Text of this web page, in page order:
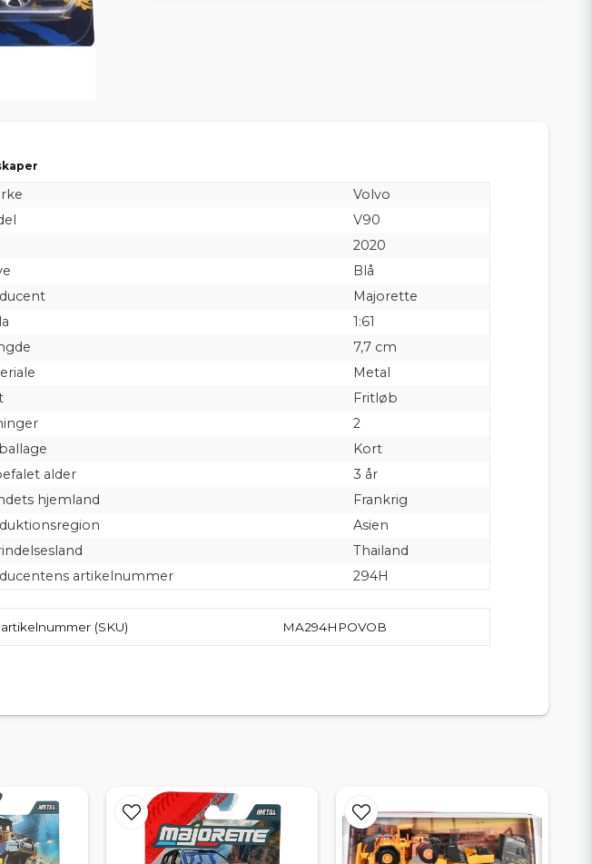
Volvo
V90
2020
Blå
Majorette
1:61
7,7 cm
Metal
Fritløb
2
Kort
alder
3 år
hjemland
Frankrig
Asien
Thailand
artikelnummer
294H
(SKU) MA294HPOVOB